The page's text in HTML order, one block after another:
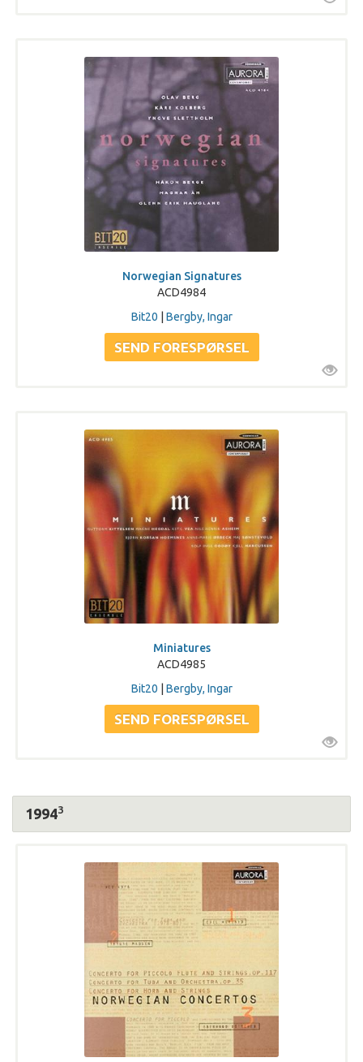
Norwegian Signatures
ACD4984
Bit20
Bergby, Ingar
Miniatures
ACD4985
Bit20
Bergby, Ingar
19943